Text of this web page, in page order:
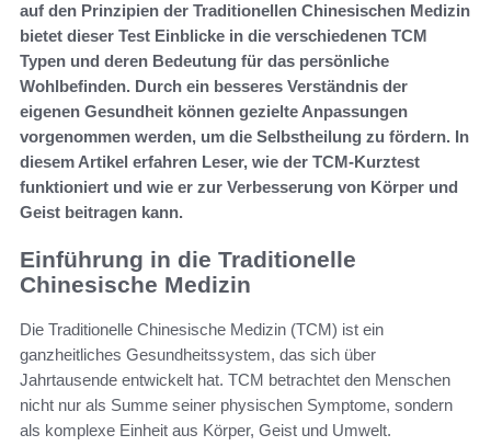
auf den Prinzipien der Traditionellen Chinesischen Medizin
bietet dieser Test Einblicke in die verschiedenen TCM
Typen und deren Bedeutung für das persönliche
Wohlbefinden. Durch ein besseres Verständnis der
eigenen Gesundheit können gezielte Anpassungen
vorgenommen werden, um die Selbstheilung zu fördern. In
diesem Artikel erfahren Leser, wie der TCM-Kurztest
funktioniert und wie er zur Verbesserung von Körper und
Geist beitragen kann.
Einführung in die Traditionelle
Chinesische Medizin
Die Traditionelle Chinesische Medizin (TCM) ist ein
ganzheitliches Gesundheitssystem, das sich über
Jahrtausende entwickelt hat. TCM betrachtet den Menschen
nicht nur als Summe seiner physischen Symptome, sondern
als komplexe Einheit aus Körper, Geist und Umwelt.